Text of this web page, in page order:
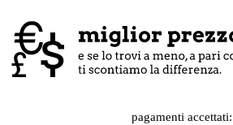
pagamenti accettati: